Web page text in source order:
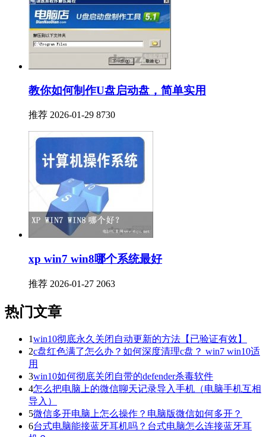
教你如何制作U盘启动盘，简单实用
推荐 2026-01-29 8730
xp win7 win8哪个系统最好
推荐 2026-01-27 2063
热门文章
1win10彻底永久关闭自动更新的方法【已验证有效】
2c盘红色满了怎么办？如何深度清理c盘？ win7 win10适
用
3win10如何彻底关闭自带的defender杀毒软件
4怎么把电脑上的微信聊天记录导入手机（电脑手机互相
导入）
5微信多开电脑上怎么操作？电脑版微信如何多开？
6台式电脑能接蓝牙耳机吗？台式电脑怎么连接蓝牙耳